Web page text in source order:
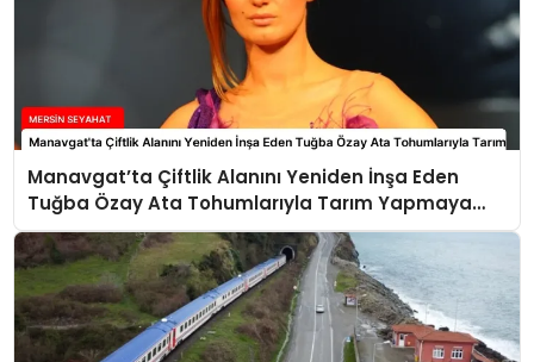
Manavgat’ta Çiftlik Alanını Yeniden İnşa Eden
Tuğba Özay Ata Tohumlarıyla Tarım Yapmaya
Hazırlanıyor